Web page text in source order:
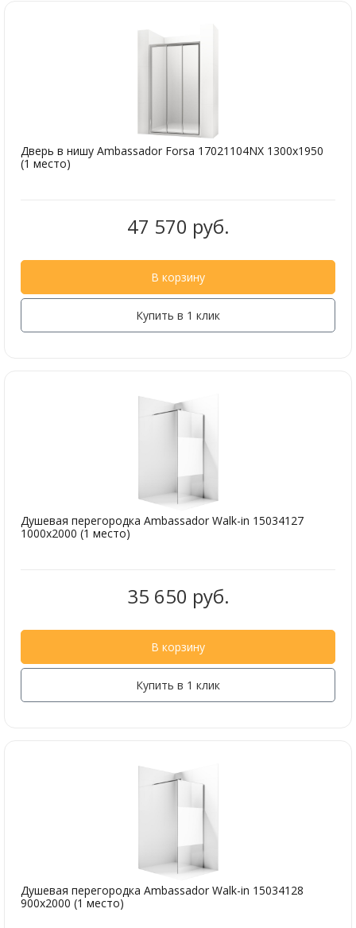
Дверь в нишу Ambassador Forsa 17021104NX 1300x1950
(1 место)
47 570 руб.
В корзину
Купить в 1 клик
Душевая перегородка Ambassador Walk-in 15034127
1000x2000 (1 место)
35 650 руб.
В корзину
Купить в 1 клик
Душевая перегородка Ambassador Walk-in 15034128
900x2000 (1 место)